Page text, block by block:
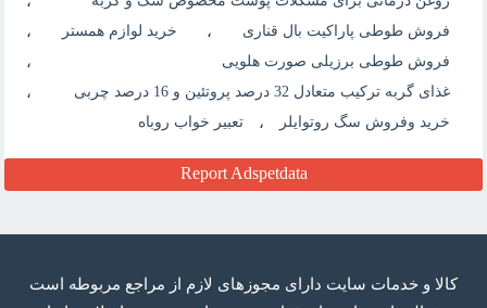
فروش طوطی پاراکیت بال قناری ، خرید لوازم همستر ،
فروش طوطی برزیلی صورت هلویی ،
غذای گربه ترکیب متعادل 32 درصد پروتئین و 16 درصد چربی ،
خرید وفروش سگ روتوایلر ، تعبیر خواب روباه
Report Adspetdata
كالا و خدمات سایت دارای مجوزهای لازم از مراجع مربوطه است